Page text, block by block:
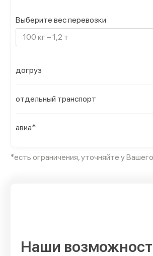
Выберите вес перевозки
100 кг – 1,2 т
догруз
отдельный транспорт
авиа*
*есть ограничения, уточняйте у
Наши